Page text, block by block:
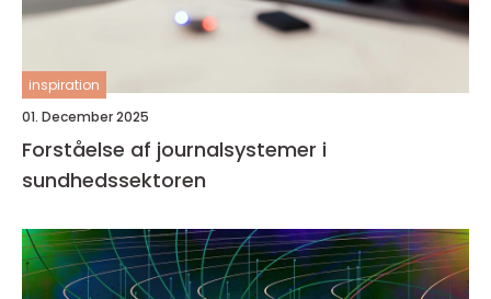
inspiration
01. December 2025
Forståelse af journalsystemer i
sundhedssektoren